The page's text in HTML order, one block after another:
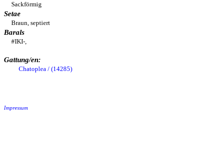
Sackförmig
Setae
Braun, septiert
Barals
#IKI-,
Gattung/en:
Chatoplea / (14285)
Impressum